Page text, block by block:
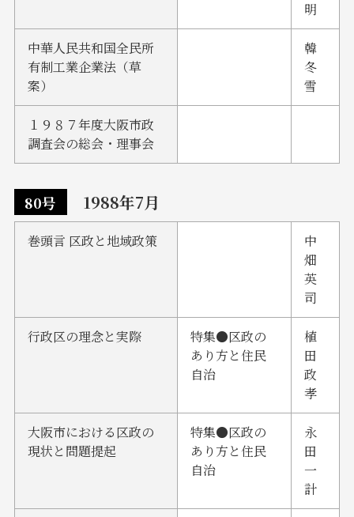
明
中華人民共和国全民所
有制工業企業法（草
案）
韓
冬
雪
１９８７年度大阪市政
調査会の総会・理事会
80号 1988年7月
巻頭言 区政と地域政策
中
畑
英
司
行政区の理念と実際
特集●区政の
あり方と住民
自治
植
田
政
孝
大阪市における区政の
現状と問題提起
特集●区政の
あり方と住民
自治
永
田
一
計